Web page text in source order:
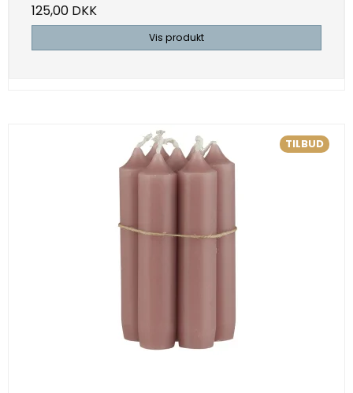
125,00 DKK
Vis produkt
TILBUD